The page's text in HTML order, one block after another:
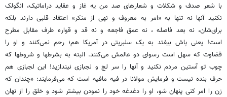
با شعر صدف و شکلات و شعارهای صد من یه غاز و عقاید دراماتیک، انگولک
نکنید آنها نه تنها به «امر به معروف و نهی از منکر» اعتقاد قلبی دارند بلکه
برای‌شان، نه بعد فاصله ، نه عمق فاجعه و نه قد و قواره طرف مقابل مطرح
است! یعنی پاش بیفتد به یک سلبریتی در آمریکا هم؛ رحم نمی‌کنند و او را
قضاوت که سهل است رسوای دو عالمش می‌کنند. البته به بشرطها و شروطها که
چوب تو آستین مردم نکنید و آنها را سر لج و لجبازی نیندازید! این لجبازی هم
حرف بنده نیست و فرمایش مولانا در فیه مافیه است که می‌فرمایند: «چندان که
زن را امر کنی پنهان شو، او را دغدغه خود را نمودن بیشتر شود و خلق را از نهان